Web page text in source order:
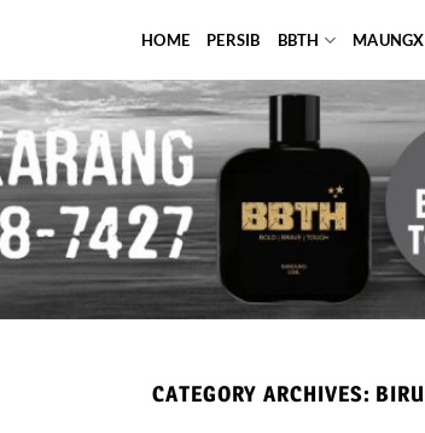
HOME PERSIB BBTH MAUNGX
CATEGORY ARCHIVES: